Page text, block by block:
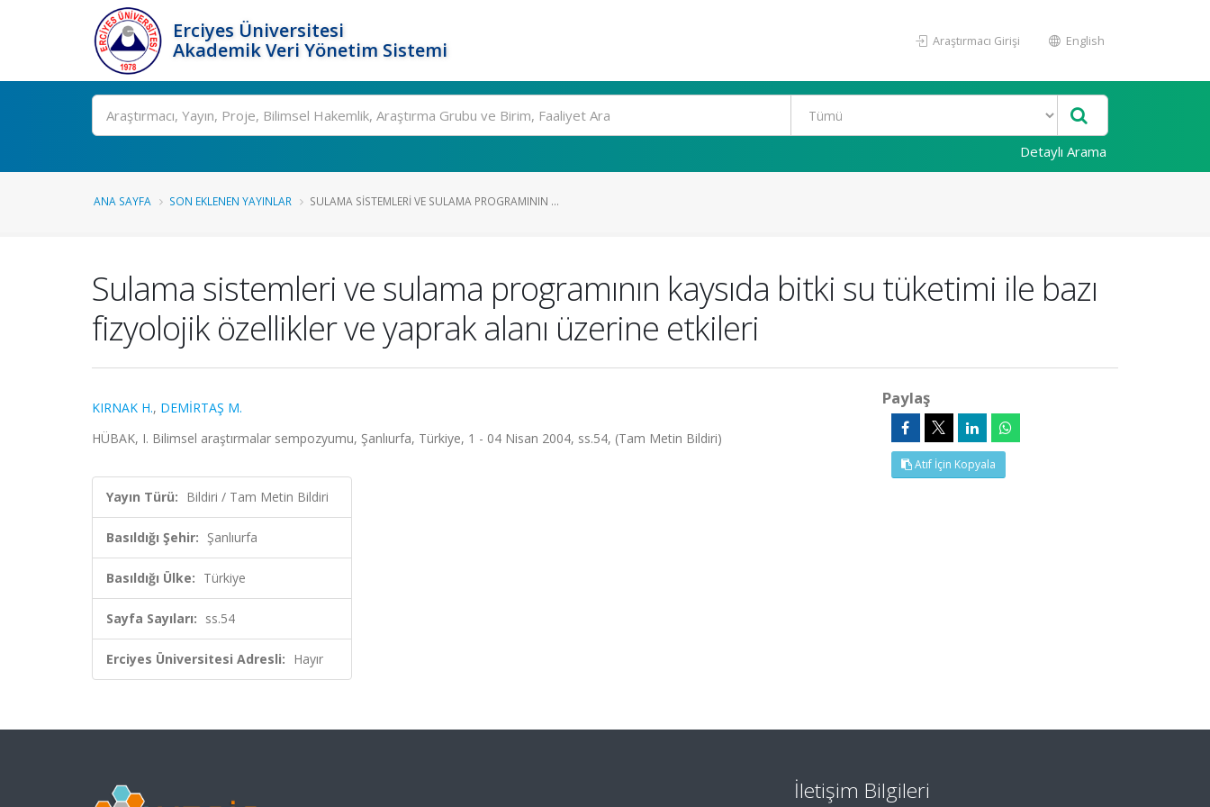
Erciyes Üniversitesi
Akademik Veri Yönetim Sistemi
Araştırmacı Girişi English
Ara
Detaylı Arama
ANA SAYFA SON EKLENEN YAYINLAR SULAMA SISTEMLERI VE SULAMA PROGRAMININ ...
Sulama sistemleri ve sulama programının kaysıda bitki su tüketimi ile bazı
fizyolojik özellikler ve yaprak alanı üzerine etkileri
KIRNAK H., DEMİRTAŞ M.
HÜBAK, I. Bilimsel araştırmalar sempozyumu, Şanlıurfa, Türkiye, 1 - 04 Nisan 2004, ss.54, (Tam Metin Bildiri)
Yayın Türü: Bildiri / Tam Metin Bildiri
Basıldığı Şehir: Şanlıurfa
Basıldığı Ülke: Türkiye
Sayfa Sayıları: ss.54
Erciyes Üniversitesi Adresli: Hayır
Paylaş
Atıf İçin Kopyala
İletişim Bilgileri